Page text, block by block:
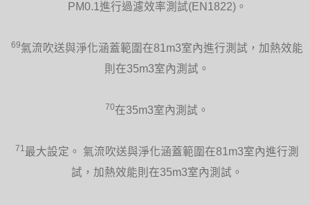
PM0.1進行過濾效率測試(EN1822)。
69氣流吹送與淨化涵蓋範圍在81m3室內進行測試，加熱效能
則在35m3室內測試。
70在35m3室內測試。
71 最大設定。 氣流吹送與淨化涵蓋範圍在81m3室內進行測
試，加熱效能則在35m3室內測試。